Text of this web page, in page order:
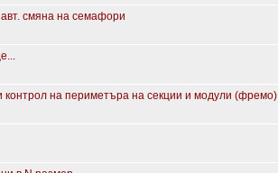
смяна на семафори
контрол на периметъра на секции и модули (фремо)